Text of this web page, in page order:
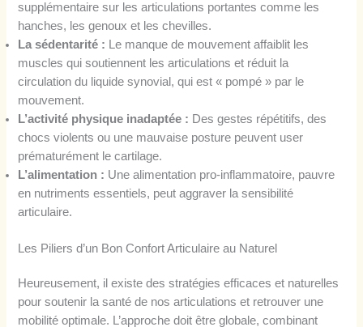
supplémentaire sur les articulations portantes comme les
hanches, les genoux et les chevilles.
La sédentarité : Le manque de mouvement affaiblit les
muscles qui soutiennent les articulations et réduit la
circulation du liquide synovial, qui est « pompé » par le
mouvement.
L’activité physique inadaptée : Des gestes répétitifs, des
chocs violents ou une mauvaise posture peuvent user
prématurément le cartilage.
L’alimentation : Une alimentation pro-inflammatoire, pauvre
en nutriments essentiels, peut aggraver la sensibilité
articulaire.
Les Piliers d’un Bon Confort Articulaire au Naturel
Heureusement, il existe des stratégies efficaces et naturelles
pour soutenir la santé de nos articulations et retrouver une
mobilité optimale. L’approche doit être globale, combinant